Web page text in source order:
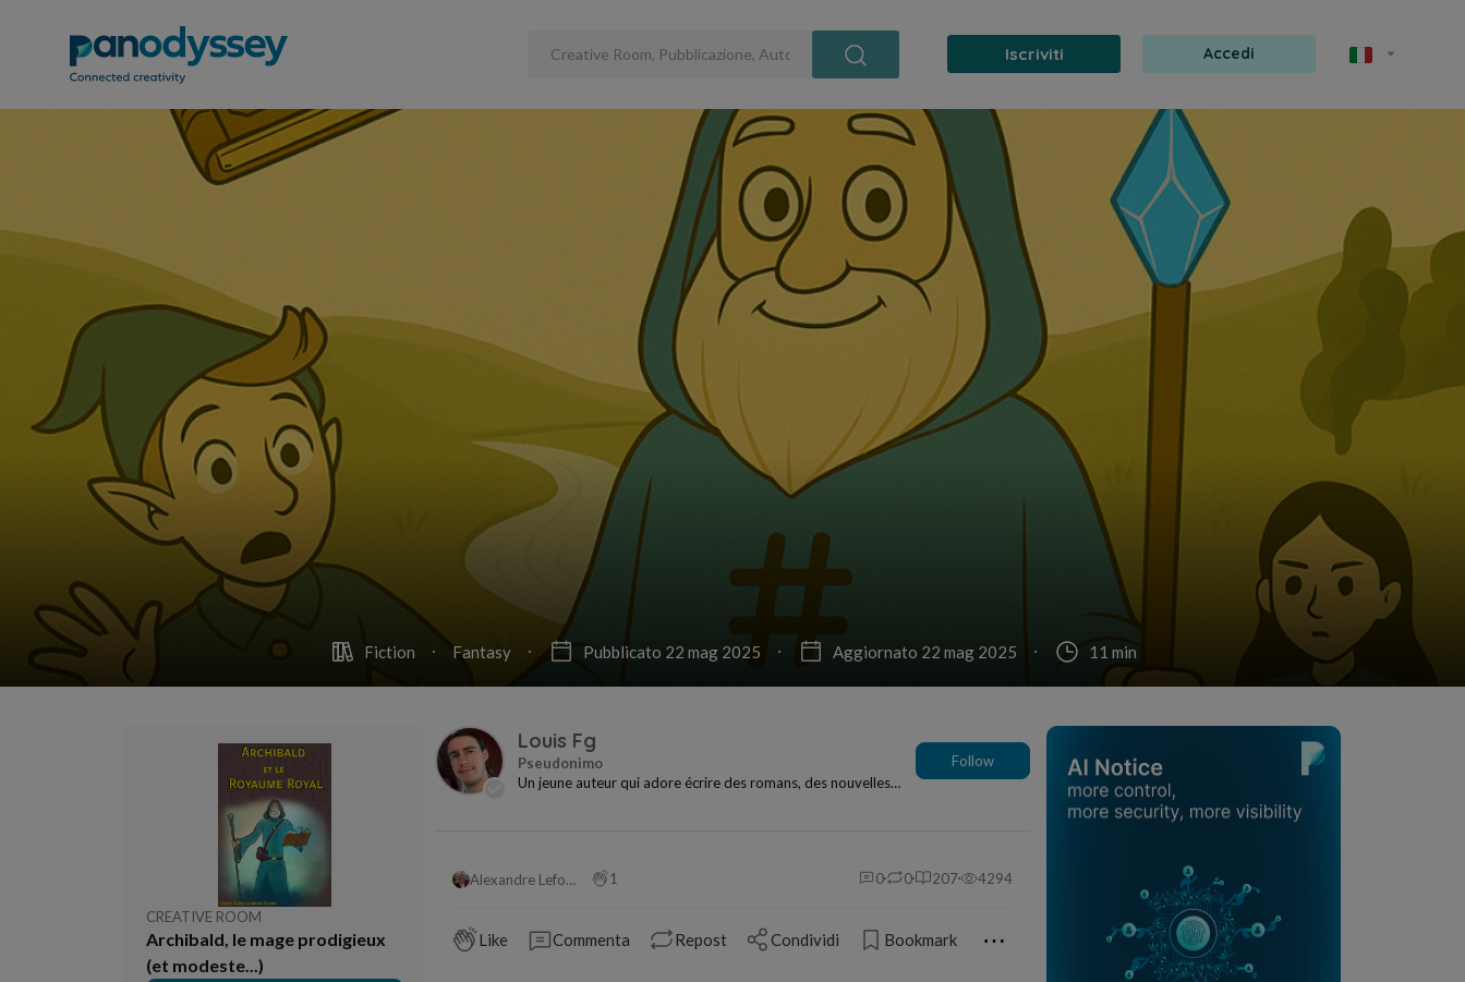
Iscriviti Accedi
Fiction Fantasy Pubblicato 22 mag 2025 Aggiornato 22 mag 2025 11 min
CREATIVE ROOM
Archibald, le mage prodigieux
(et modeste...)
Louis Fg
Un jeune auteur qui adore écrire des romans, des nouvelles
Follow
Alexandre Leforestier 1 0 0 207 4294
Like Commenta Repost Condividi Bookmark ⋯